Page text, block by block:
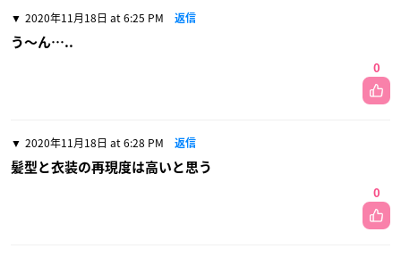
2020年11月18日 at 6:25 PM 返信
う〜ん…..
0
2020年11月18日 at 6:28 PM 返信
髪型と衣装の再現度は高いと思う
0